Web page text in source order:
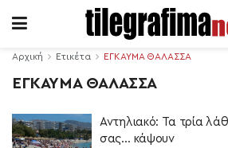
Αρχική Ετικέτα ΕΓΚΑΥΜΑ ΘΑΛΑΣΣΑ
ΕΓΚΑΥΜΑ ΘΑΛΑΣΣΑ
Αντηλιακό: Τα τρία
σας… κάψουν